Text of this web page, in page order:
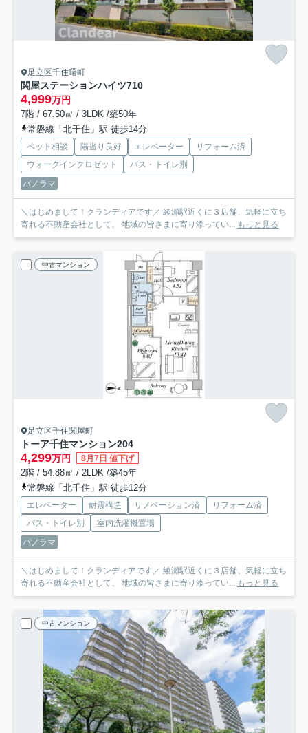
足立区千住曙町
関屋ステーションハイツ710
4,999万円
7階 / 67.50㎡ / 3LDK /築50年
常磐線「北千住」駅 徒歩14分
ペット相談 陽当り良好 エレベーター
リフォーム済
ウォークインクロゼット
バス・トイレ別
パノラマ
＼はじめまして！クランディアです／ 綾瀬駅近くに３店舗、気軽に立ち
寄れる不動産会社として、 地域の皆さまに寄り添ってい... もっと見る
中古マンション
足立区千住関屋町
トーア千住マンション204
4,299万円 8月7日 値下げ
2階 / 54.88㎡ / 2LDK /築45年
常磐線「北千住」駅 徒歩12分
エレベーター 耐震構造 リノベーション済
リフォーム済
バス・トイレ別
室内洗濯機置場
パノラマ
＼はじめまして！クランディアです／ 綾瀬駅近くに３店舗、気軽に立ち
寄れる不動産会社として、 地域の皆さまに寄り添ってい... もっと見る
中古マンション